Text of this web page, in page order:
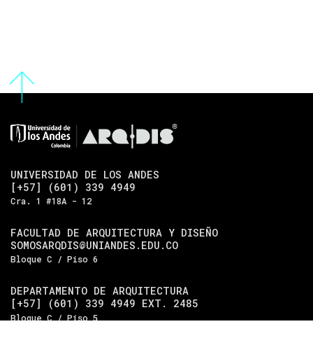
UNIVERSIDAD DE LOS ANDES
[+57] (601) 339 4949
Cra. 1 #18A - 12
FACULTAD DE ARQUITECTURA Y DISEÑO
SOMOSARQDIS@UNIANDES.EDU.CO
Bloque C / Piso 6
DEPARTAMENTO DE ARQUITECTURA
[+57] (601) 339 4949 EXT. 2485
Bloque C / Piso 5